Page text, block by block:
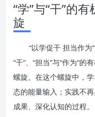
“学”与“干”的
旋
“以学促干 担当作为
“干”、“担当”与“作为”
螺旋。在这个螺旋中，
态的能量输入；实践不
成果、深化认知的过程。